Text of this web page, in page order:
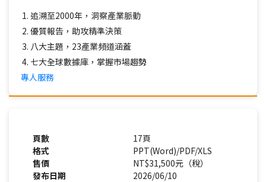
追溯至2000年，洞察產業脈動
優質報告，助攻精準決策
八大主題，23產業頻道涵蓋
七大全球數據庫，掌握市場趨勢
專人服務
頁數
17頁
格式
PPT(Word)/PDF/XLS
售價
NT$31,500元（稅）
發布日期
2026/06/10